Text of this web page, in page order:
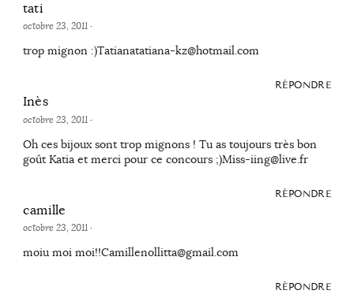
tati
octobre 23, 2011·
trop mignon :)Tatianatatiana-kz@hotmail.com
RÉPONDRE
Inès
octobre 23, 2011·
Oh ces bijoux sont trop mignons ! Tu as toujours très bon
goût Katia et merci pour ce concours ;)Miss-iing@live.fr
RÉPONDRE
camille
octobre 23, 2011·
moiu moi moi!!Camillenollitta@gmail.com
RÉPONDRE